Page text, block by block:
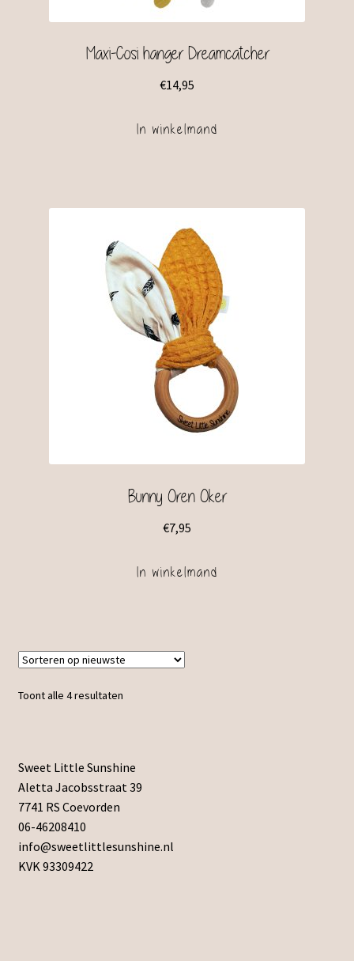
Maxi-Cosi hanger Dreamcatcher
€14,95
In winkelmand
Bunny Oren Oker
€7,95
In winkelmand
Toont alle 4 resultaten
Sweet Little Sunshine
Aletta Jacobsstraat 39
7741 RS Coevorden
06-46208410
info@sweetlittlesunshine.nl
KVK 93309422